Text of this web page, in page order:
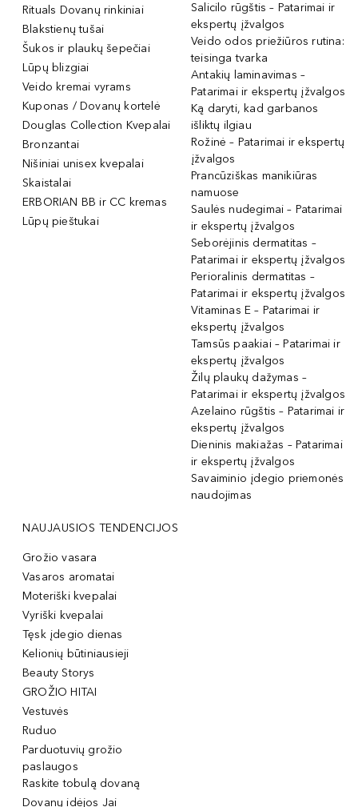
Rituals Dovanų rinkiniai
Blakstienų tušai
Šukos ir plaukų šepečiai
Lūpų blizgiai
Veido kremai vyrams
Kuponas / Dovanų kortelė
Douglas Collection Kvepalai
Bronzantai
Nišiniai unisex kvepalai
Skaistalai
ERBORIAN BB ir CC kremas
Lūpų pieštukai
Salicilo rūgštis – Patarimai ir
ekspertų įžvalgos
Veido odos priežiūros rutina:
teisinga tvarka
Antakių laminavimas –
Patarimai ir ekspertų įžvalgos
Ką daryti, kad garbanos
išliktų ilgiau
Rožinė – Patarimai ir ekspertų
įžvalgos
Prancūziškas manikiūras
namuose
Saulės nudegimai – Patarimai
ir ekspertų įžvalgos
Seborėjinis dermatitas –
Patarimai ir ekspertų įžvalgos
Perioralinis dermatitas –
Patarimai ir ekspertų įžvalgos
Vitaminas E – Patarimai ir
ekspertų įžvalgos
Tamsūs paakiai – Patarimai ir
ekspertų įžvalgos
Žilų plaukų dažymas –
Patarimai ir ekspertų įžvalgos
Azelaino rūgštis – Patarimai ir
ekspertų įžvalgos
Dieninis makiažas – Patarimai
ir ekspertų įžvalgos
Savaiminio įdegio priemonės
naudojimas
NAUJAUSIOS TENDENCIJOS
Grožio vasara
Vasaros aromatai
Moteriški kvepalai
Vyriški kvepalai
Tęsk įdegio dienas
Kelionių būtiniausieji
Beauty Storys
GROŽIO HITAI
Vestuvės
Ruduo
Parduotuvių grožio
paslaugos
Raskite tobulą dovaną
Dovanų idėjos Jai